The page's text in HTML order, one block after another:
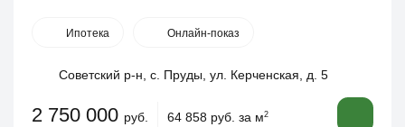
Ипотека Онлайн-показ
Советский р-н, с. Пруды, ул. Керченская, д. 5
2 750 000 руб. 64 858 руб. за м2